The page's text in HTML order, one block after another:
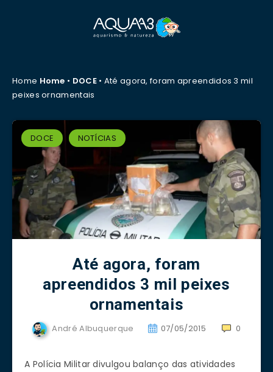
Home Home • DOCE• Até agora, foram apreendidos 3 mil
peixes ornamentais
DOCE NOTÍCIAS
Até agora, foram
apreendidos 3 mil peixes
ornamentais
André Albuquerque 07/05/2015 0
A Polícia Militar divulgou balanço das atividades